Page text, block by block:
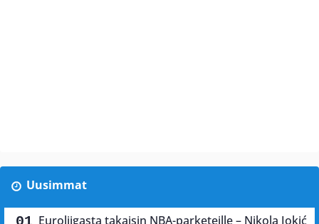
Uusimmat
Euroliigasta takaisin NBA-parketeille – Nikola Jokić